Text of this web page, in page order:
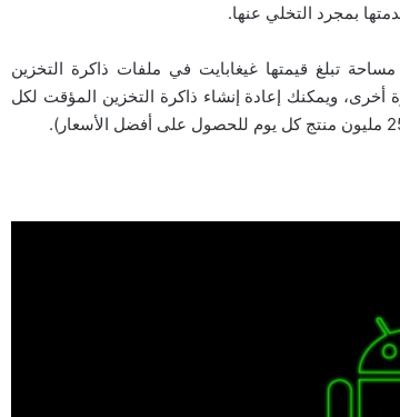
بمجرد التخلي عنها.
تبلغ قيمتها غيغابايت في ملفات ذاكرة التخزين
ويمكنك إعادة إنشاء ذاكرة التخزين المؤقت لكل